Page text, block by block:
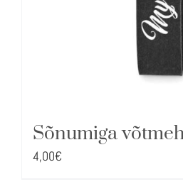
Sõnumiga
4,00€